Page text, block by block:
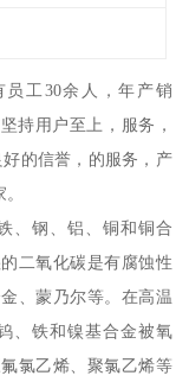
工30余人，年产销
持用户至上，服务，
的信誉，的服务，产
、钢、铝、铜和铜合
二氧化碳是有腐蚀性
、蒙乃尔等。在高温
、铁和镍基合金被氧
氯乙烯、聚氯乙烯等